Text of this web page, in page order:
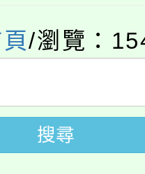
，桃園電
運動會8/
泳池舉行。
入戶享有免
中低收入戶
育及科技中
/瀏覽：
搜尋